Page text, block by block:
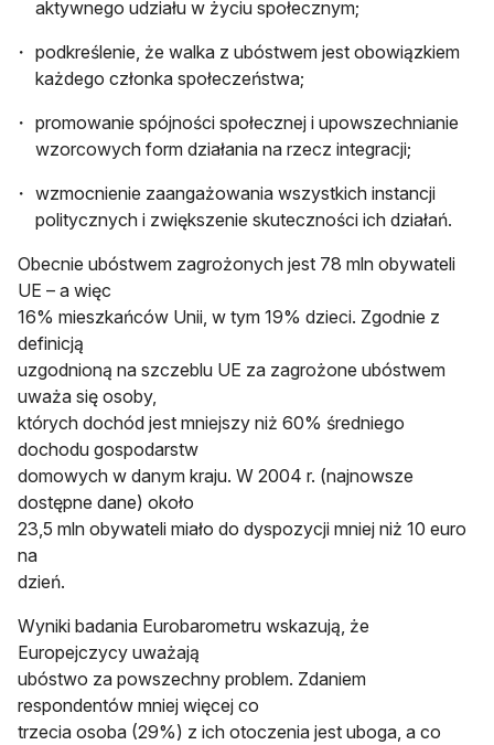
aktywnego udziału w życiu społecznym;
podkreślenie, że walka z ubóstwem jest obowiązkiem
każdego członka społeczeństwa;
promowanie spójności społecznej i upowszechnianie
wzorcowych form działania na rzecz integracji;
wzmocnienie zaangażowania wszystkich instancji
politycznych i zwiększenie skuteczności ich działań.
Obecnie ubóstwem zagrożonych jest 78 mln obywateli
UE – a więc
16% mieszkańców Unii, w tym 19% dzieci. Zgodnie z
definicją
uzgodnioną na szczeblu UE za zagrożone ubóstwem
uważa się osoby,
których dochód jest mniejszy niż 60% średniego
dochodu gospodarstw
domowych w danym kraju. W 2004 r. (najnowsze
dostępne dane) około
23,5 mln obywateli miało do dyspozycji mniej niż 10 euro
na
dzień.
Wyniki badania Eurobarometru wskazują, że
Europejczycy uważają
ubóstwo za powszechny problem. Zdaniem
respondentów mniej więcej co
trzecia osoba (29%) z ich otoczenia jest uboga, a co